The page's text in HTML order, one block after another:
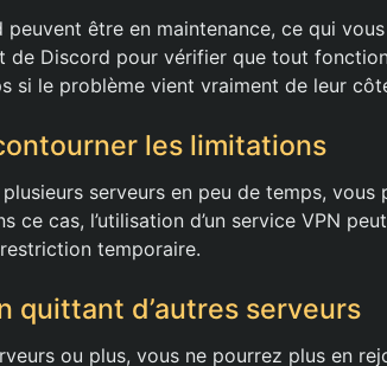
être en maintenance, ce qui
de Discord pour vérifier que tout
si le problème vient vraiment de leur
les limitations
serveurs en peu de temps, vous
ce cas, l’utilisation d’un service VPN
temporaire.
quittant d’autres serveurs
ou plus, vous ne pourrez plus en